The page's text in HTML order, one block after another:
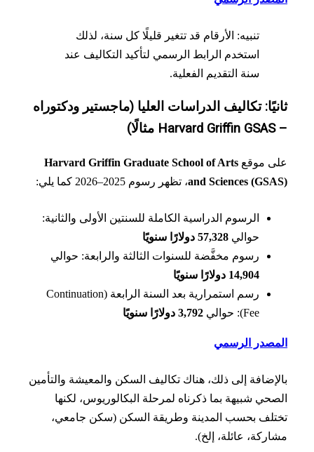
تنبيه: الأرقام قد تتغير قليلًا كل سنة، لذلك
استخدم الرابط الرسمي لتأكيد التكاليف عند
سنة التقديم الفعلية.
تكاليف الدراسات العليا (ماجستير ودكتوراه
موقعHarvard Griffin Graduate School of Arts
and Sciences، تظهر رسوم 2025–2026 كما يلي:
الرسوم الدراسية الكاملة للسنتين الأولى والثانية:
57,328 دولارًا سنويًا
رسوم مخفَّضة للسنوات الثالثة والرابعة: حوالي
رسم استمرارية بعد السنة الرابعة (Continuation
3,792 دولارًا سنويًا
الرسمي
إلى ذلك، هناك تكاليف السكن والمعيشة والتأمين
شبيهة بما ذكرناه لمرحلة البكالوريوس، لكنها
بحسب المدينة وطريقة السكن (سكن جامعي،
عائلة، إلخ).